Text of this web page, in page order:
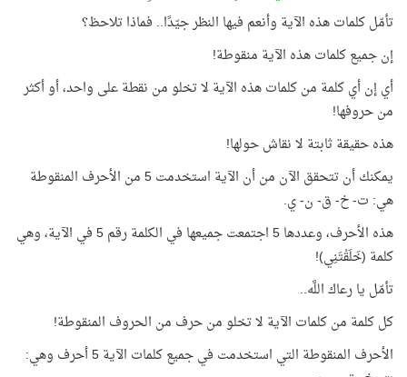
تأمّل كلمات هذه الآية وأنعم فيها النظر جيّدًا.. فماذا تلاحظ؟
إن جميع كلمات هذه الآية منقوطة!
أي إن أي كلمة من كلمات هذه الآية لا تخلو من نقطة على واحد، أو أكثر
من حروفها!
هذه حقيقة ثابتة لا نقاش حولها!
يمكنك أن تتحقق الآن من أن الآية استخدمت 5 من الأحرف المنقوطة
هي: ت- خ- ق- ن- ي.
هذه الأحرف، وعددها 5 اجتمعت جميعها في الكلمة رقم 5 في الآية، وهي
كلمة (خَلَقْتَنِي)!
تأمّل يا رعاك اللَّه..
كل كلمة من كلمات الآية لا تخلو من حرف من الحروف المنقوطة!
الأحرف المنقوطة التي استخدمت في جميع كلمات الآية 5 أحرف وهي: